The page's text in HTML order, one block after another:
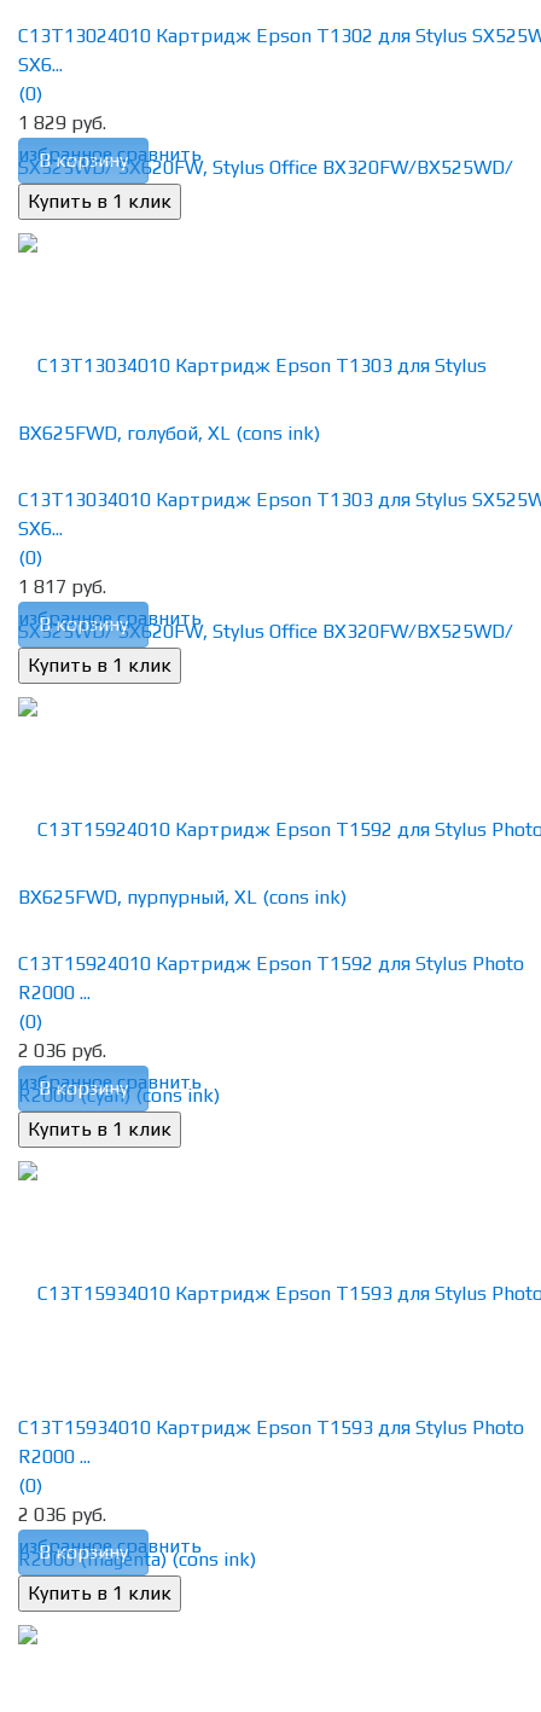
избранное сравнить
C13T13024010 Картридж Epson T1302 для Stylus
SX6...
(0)
1 829 руб.
В корзину
избранное сравнить
C13T13034010 Картридж Epson T1303 для Stylus
SX6...
(0)
1 817 руб.
В корзину
избранное сравнить
C13T15924010 Картридж Epson T1592 для Stylus Photo
R2000 ...
(0)
2 036 руб.
В корзину
избранное сравнить
C13T15934010 Картридж Epson T1593 для Stylus Photo
R2000 ...
(0)
2 036 руб.
В корзину